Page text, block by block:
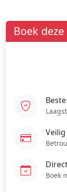
Boek
Boek